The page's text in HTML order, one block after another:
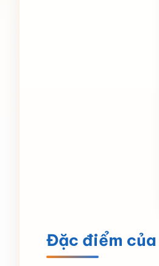
Đặc điểm của